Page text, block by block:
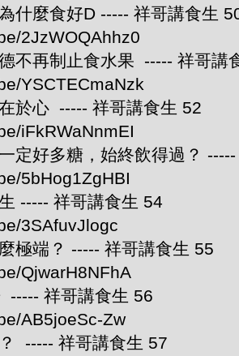
什麼食好D ----- 祥哥講食生
2JzWOQAhhz0
不再制止食水果 ----- 祥哥講
YSCTECmaNzk
於心 ----- 祥哥講食生 52
iFkRWaNnmEI
定好多糖，始終飲得過？
5bHog1ZgHBI
----- 祥哥講食生 54
3SAfuvJlogc
極端？ ----- 祥哥講食生 55
QjwarH8NFhA
----- 祥哥講食生 56
AB5joeSc-Zw
----- 祥哥講食生 57